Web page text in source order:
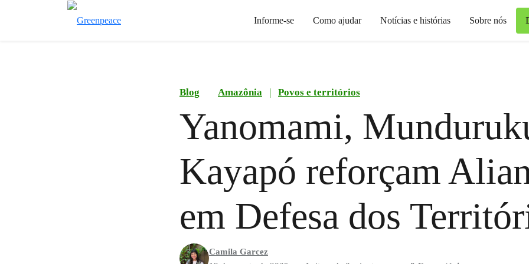
Informe-se Como ajudar Notícias e histórias Sobre nós
Blog Amazônia | Povos e territórios
Yanomami,
Kayapó reforçam
em Defesa dos
Camila Garcez